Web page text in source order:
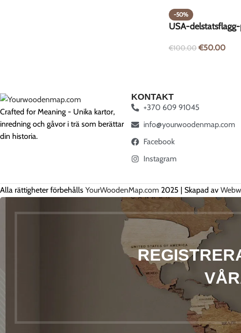
-50%
USA-delstatsflagg-
€100.00 €50.00
Crafted for Meaning - Unika kartor,
inredning och gåvor i trä som berättar
din historia.
KONTAKT
+370 609 91045
info@yourwoodenmap.com
Facebook
Instagram
Alla rättigheter förbehålls YourWoodenMap.com 2025 | Skapad av